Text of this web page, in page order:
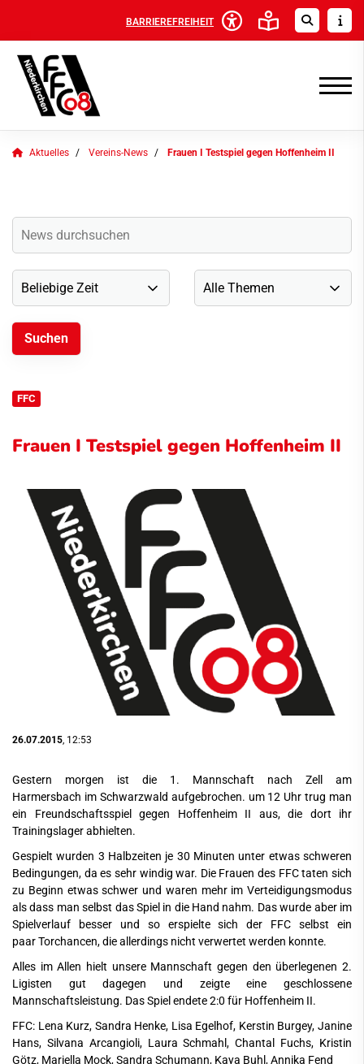
BARRIEREFREIHEIT
Aktuelles Vereins-News Frauen I Testspiel gegen Hoffenheim II
FFC
Frauen I Testspiel gegen Hoffenheim II
26.07.2015 , 12:53
Gestern morgen ist die 1. Mannschaft nach Zell am
Harmersbach im Schwarzwald aufgebrochen. um 12 Uhr trug man
ein Freundschaftsspiel gegen Hoffenheim II aus, die dort ihr
Trainingslager abhielten.
Gespielt wurden 3 Halbzeiten je 30 Minuten unter etwas schweren
Bedingungen, da es sehr windig war. Die Frauen des FFC taten sich
zu Beginn etwas schwer und waren mehr im Verteidigungsmodus
als dass man selbst das Spiel in die Hand nahm. Das wurde aber im
Spielverlauf besser und so erspielte sich der FFC selbst ein
paar Torchancen, die allerdings nicht verwertet werden konnte.
Alles im Allen hielt unsere Mannschaft gegen den überlegenen 2.
Ligisten gut dagegen und zeigte eine geschlossene
Mannschaftsleistung. Das Spiel endete 2:0 für Hoffenheim II.
FFC: Lena Kurz, Sandra Henke, Lisa Egelhof, Kerstin Burgey, Janine
Hans, Silvana Arcangioli, Laura Schmahl, Chantal Fuchs, Kristin
Götz, Mariella Mock, Sandra Schumann, Kaya Buhl, Annika Fend